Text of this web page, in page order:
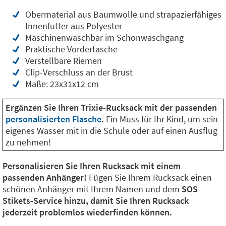
Obermaterial aus Baumwolle und strapazierfähiges
Innenfutter aus Polyester
Maschinenwaschbar im Schonwaschgang
Praktische Vordertasche
Verstellbare Riemen
Clip-Verschluss an der Brust
Maße: 23x31x12 cm
Ergänzen Sie Ihren Trixie-Rucksack mit der passenden
personalisierten Flasche. Ein Muss für Ihr Kind, um sein
eigenes Wasser mit in die Schule oder auf einen Ausflug
zu nehmen!
Personalisieren Sie Ihren Rucksack mit einem
passenden Anhänger! Fügen Sie Ihrem Rucksack einen
schönen Anhänger mit Ihrem Namen und dem SOS
Stikets-Service hinzu, damit Sie Ihren Rucksack
jederzeit problemlos wiederfinden können.